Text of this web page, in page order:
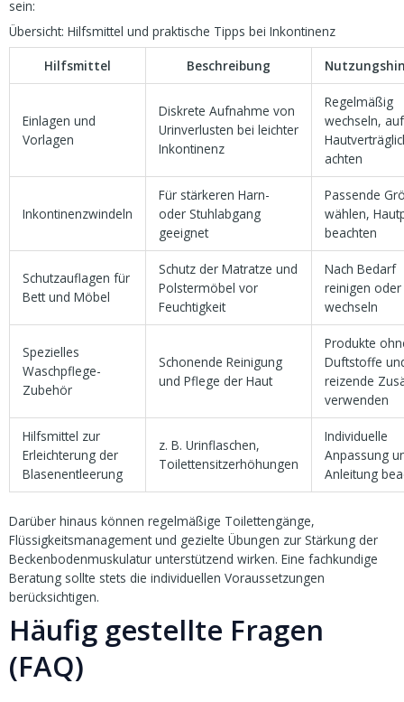
sein:
Übersicht: Hilfsmittel und praktische Tipps bei Inkontinenz
Hilfsmittel
Beschreibung
Einlagen und
Vorlagen
Diskrete Aufnahme von
Urinverlusten bei leichter
Inkontinenz
Regelmäßig
wechseln, auf
achten
Inkontinenzwindeln
Für stärkeren Harn-
oder Stuhlabgang
geeignet
Passende
wählen,
beachten
Schutzauflagen für
Bett und Möbel
Schutz der Matratze und
Polstermöbel vor
Feuchtigkeit
Nach Bedarf
reinigen oder
wechseln
Spezielles
Waschpflege-
Zubehör
Schonende Reinigung
und Pflege der Haut
Produkte
Duftstoffe
reizende
verwenden
Hilfsmittel zur
Erleichterung der
Blasenentleerung
z. B. Urinflaschen,
Toilettensitzerhöhungen
Individuelle
Anpassung
Anleitung
Darüber hinaus können regelmäßige Toilettengänge,
Flüssigkeitsmanagement und gezielte Übungen zur Stärkung der
Beckenbodenmuskulatur unterstützend wirken. Eine fachkundige
Beratung sollte stets die individuellen Voraussetzungen
berücksichtigen.
Häufig gestellte Fragen
(FAQ)